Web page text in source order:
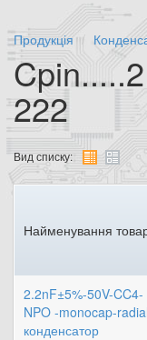
Продукція
222
Вид списку:
Найменування
2.2nF±5%-50V-CC4-
NPO -monocap-radial
конденсатор